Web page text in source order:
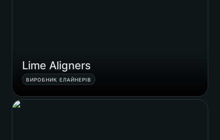
Lime Aligners
ВИРОБНИК ЕЛАЙНЕРІВ
Krambox